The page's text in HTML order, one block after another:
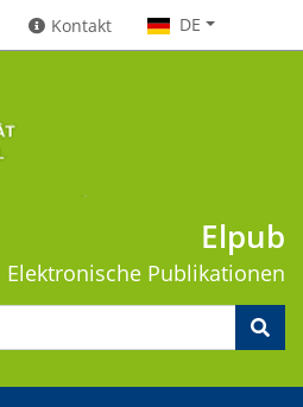
Kontakt DE
Elpub
Elektronische Publikationen